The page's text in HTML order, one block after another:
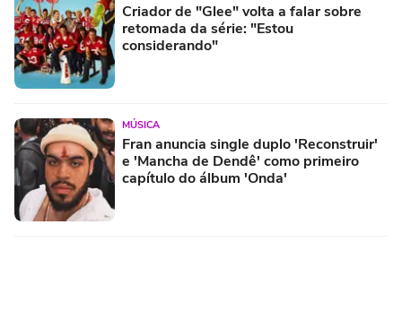
Criador de "Glee" volta a falar sobre
retomada da série: "Estou
considerando"
MÚSICA
Fran anuncia single duplo 'Reconstruir'
e 'Mancha de Dendê' como primeiro
capítulo do álbum 'Onda'